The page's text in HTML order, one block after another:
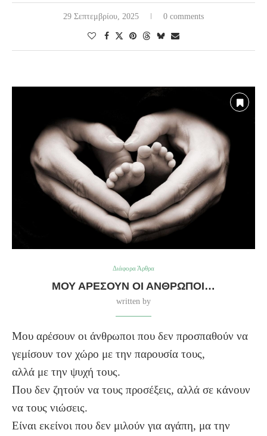
29 Σεπτεμβρίου, 2025 0 comments
Διάφορα Άρθρα
ΜΟΥ ΑΡΈΣΟΥΝ ΟΙ ΆΝΘΡΩΠΟΙ…
written by
Μου αρέσουν οι άνθρωποι που δεν προσπαθούν να
γεμίσουν τον χώρο με την παρουσία τους,
αλλά με την ψυχή τους.
Που δεν ζητούν να τους προσέξεις, αλλά σε κάνουν
να τους νιώσεις.
Είναι εκείνοι που δεν μιλούν για αγάπη, μα την